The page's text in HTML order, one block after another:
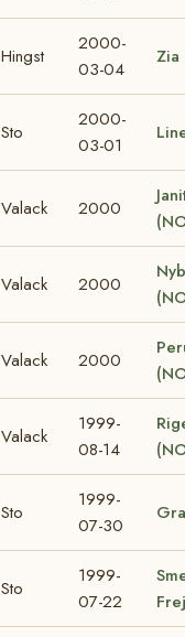
Hingst
2000-
03-04
Zia
Sto
2000-
03-01
Valack 2000
Valack 2000
Valack 2000
Valack
1999-
08-14
Sto
1999-
07-30
Sto
1999-
07-22